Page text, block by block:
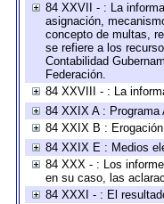
84 XXVII - : La
asignación,
concepto de multas,
se refiere a los
Contabilidad
Federación.
84 XXVIII - : La
84 XXIX A : Programa
84 XXIX B :
84 XXIX E : Medios
84 XXX - : Los
en su caso, las
84 XXXI - : El